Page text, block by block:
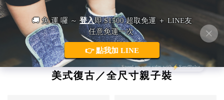
日本童裝・Needle Works 山系時髦／
美式復古／全尺寸親子裝